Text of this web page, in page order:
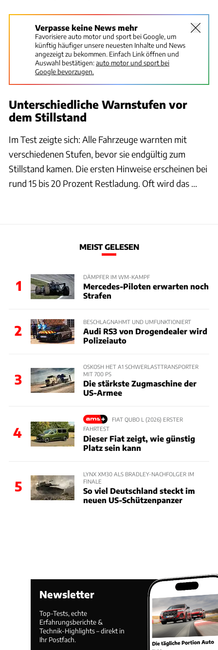
Verpasse keine News mehr
Favorisiere auto motor und sport bei Google, um
künftig häufiger unsere neuesten Inhalte und News
angezeigt zu bekommen. Einfach Link öffnen und
Auswahl bestätigen:auto motor und sport bei
Google bevorzugen.
Unterschiedliche Warnstufen vor
dem Stillstand
Im Test zeigte sich: Alle Fahrzeuge warnten mit
verschiedenen Stufen, bevor sie endgültig zum
Stillstand kamen. Die ersten Hinweise erscheinen bei
rund 15 bis 20 Prozent Restladung. Oft wird das ...
MEIST GELESEN
1
DÄMPFER IM WM-KAMPF
Mercedes-Piloten erwarten noch
Strafen
2
BESCHLAGNAHMT UND UMFUNKTIONIERT
Audi RS3 von Drogendealer wird
Polizeiauto
3
OSKOSH HET A1 SCHWERLASTTRANSPORTER
MIT 700 PS
Die stärkste Zugmaschine der
US-Armee
4
FIAT QUBO L (2026) ERSTER
FAHRTEST
Dieser Fiat zeigt, wie günstig
Platz sein kann
5
LYNX XM30 ALS BRADLEY-NACHFOLGER IM
FINALE
So viel Deutschland steckt im
neuen US-Schützenpanzer
Newsletter
Top-Tests, echte
Erfahrungsberichte &
Technik-Highlights – direkt in
Ihr Postfach.